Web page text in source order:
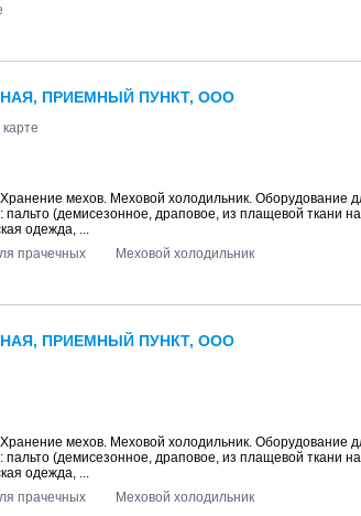
ПРИЕМНЫЙ ПУНКТ, ООО
мехов. Меховой холодильник. Оборудование
пальто (демисезонное, драповое, из плащевой ткани
одежда, ...
прачечных
Меховой холодильник
ПРИЕМНЫЙ ПУНКТ, ООО
мехов. Меховой холодильник. Оборудование
пальто (демисезонное, драповое, из плащевой ткани
одежда, ...
прачечных
Меховой холодильник